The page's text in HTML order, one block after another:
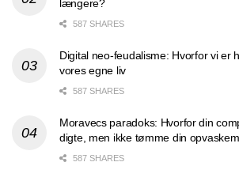
længere?
587 SHARES
Digital neo-feudalisme: Hvorfor vi er
vores egne liv
587 SHARES
Moravecs paradoks: Hvorfor din
digte, men ikke tømme din
587 SHARES